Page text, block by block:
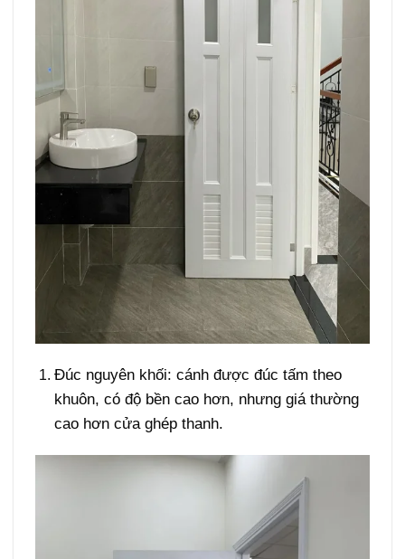
Đúc nguyên khối: cánh được đúc tấm theo
khuôn, có độ bền cao hơn, nhưng giá thường
cao hơn cửa ghép thanh.